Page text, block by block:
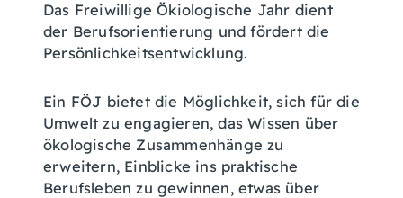
Das Freiwillige Ökiologische Jahr dient
der Berufsorientierung und fördert die
Persönlichkeitsentwicklung.
Ein FÖJ bietet die Möglichkeit, sich für die
Umwelt zu engagieren, das Wissen über
ökologische Zusammenhänge zu
erweitern, Einblicke ins praktische
Berufsleben zu gewinnen, etwas über